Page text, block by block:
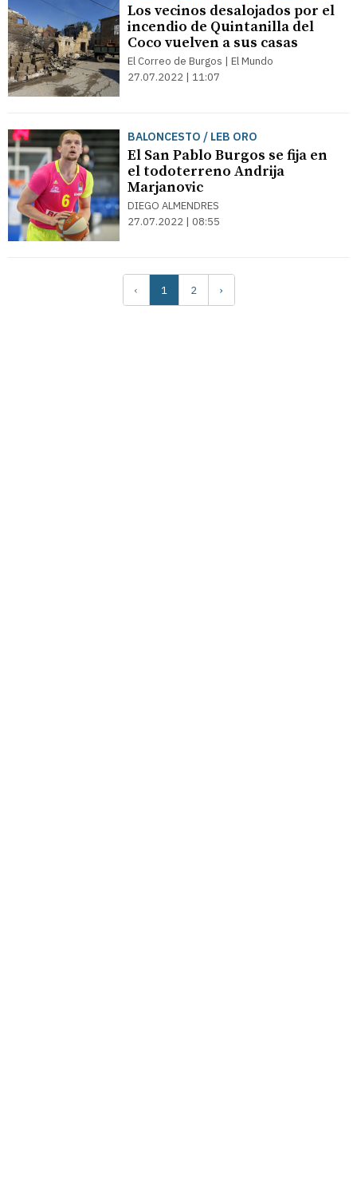
Los vecinos desalojados por el
incendio de Quintanilla del
Coco vuelven a sus casas
El Correo de Burgos | El Mundo
27.07.2022 | 11:07
BALONCESTO / LEB ORO
El San Pablo Burgos se fija en
el todoterreno Andrija
Marjanovic
DIEGO ALMENDRES
27.07.2022 | 08:55
‹ 1 2 ›